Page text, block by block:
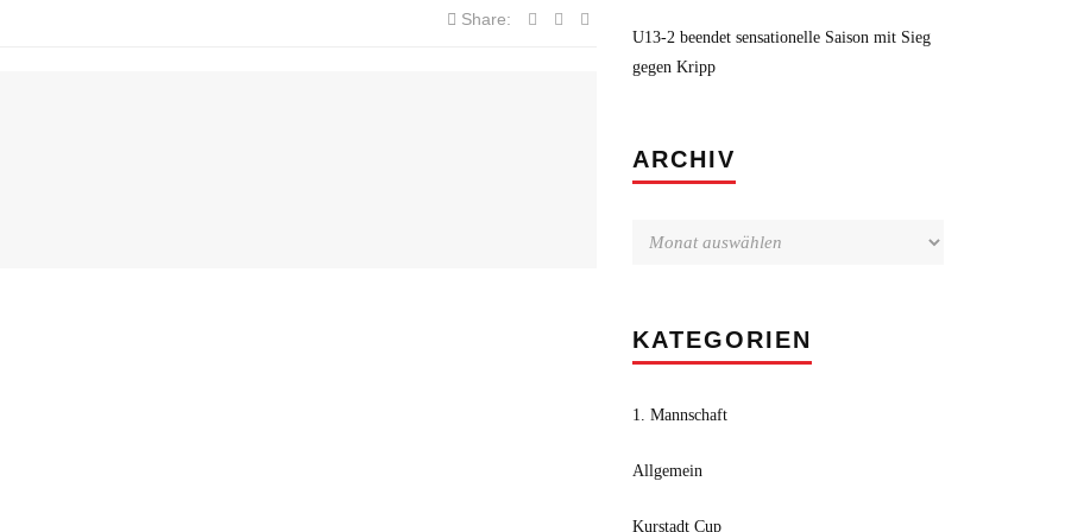
Share:
U13-2 beendet sensationelle Saison mit Sieg
gegen Kripp
ARCHIV
KATEGORIEN
1. Mannschaft
Allgemein
Kurstadt Cup